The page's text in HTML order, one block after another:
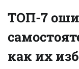
ТОП-7
как их